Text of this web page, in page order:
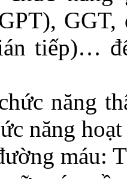
tiếp)…
năng
năng
máu: